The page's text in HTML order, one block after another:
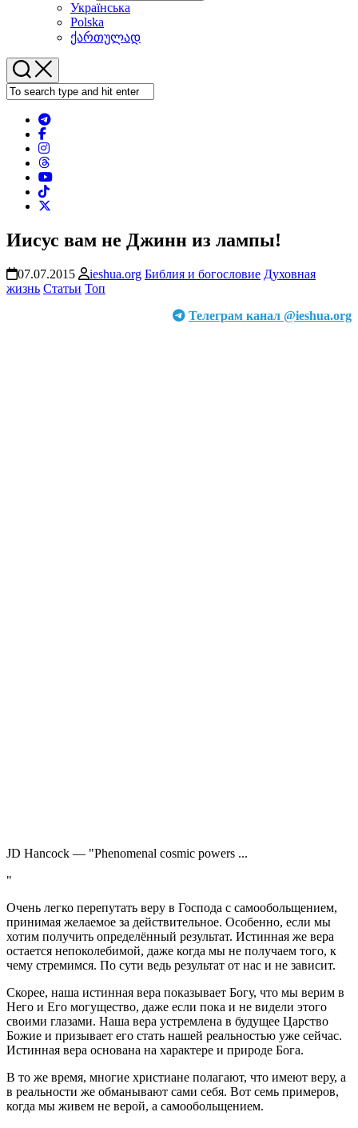
Українська
Polska
ქართულად
Иисус вам не Джинн из лампы!
07.07.2015 ieshua.org Библия и богословие Духовная
жизнь Статьи Топ
Телеграм канал @ieshua.org
JD Hancock — "Phenomenal cosmic powers ...
"
Очень легко перепутать веру в Господа с самообольщением,
принимая желаемое за действительное. Особенно, если мы
хотим получить определённый результат. Истинная же вера
остается непоколебимой, даже когда мы не получаем того, к
чему стремимся. По сути ведь результат от нас и не зависит.
Скорее, наша истинная вера показывает Богу, что мы верим в
Него и Его могущество, даже если пока и не видели этого
своими глазами. Наша вера устремлена в будущее Царство
Божие и призывает его стать нашей реальностью уже сейчас.
Истинная вера основана на характере и природе Бога.
В то же время, многие христиане полагают, что имеют веру, а
в реальности же обманывают сами себя. Вот семь примеров,
когда мы живем не верой, а самообольщением.